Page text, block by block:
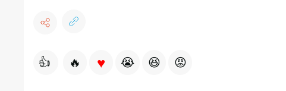
👍 🔥 ♥ 😭 😆 😡